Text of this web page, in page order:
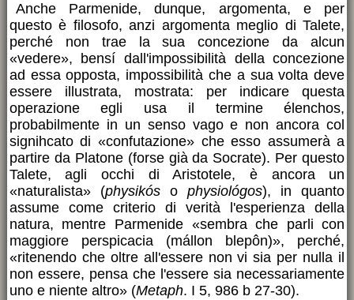
Anche Parmenide, dunque, argomenta, e per
questo è filosofo, anzi argomenta meglio di Talete,
perché non trae la sua concezione da alcun
«vedere», bensí dall'impossibilità della concezione
ad essa opposta, impossibilità che a sua volta deve
essere illustrata, mostrata: per indicare questa
operazione egli usa il termine élenchos,
probabilmente in un senso vago e non ancora col
signihcato di «confutazione» che esso assumerà a
partire da Platone (forse già da Socrate). Per questo
Talete, agli occhi di Aristotele, è ancora un
«naturalista» (physikósophysiológos), in quanto
assume come criterio di verità l'esperienza della
natura, mentre Parmenide «sembra che parli con
maggiore perspicacia (mállon blepôn)», perché,
«ritenendo che oltre all'essere non vi sia per nulla il
non essere, pensa che l'essere sia necessariamente
uno e niente altro» (Metaph. I 5, 986 b 27-30).